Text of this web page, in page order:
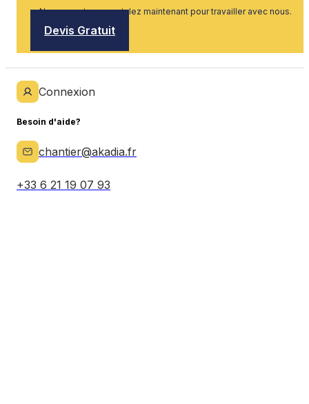
Nous recrutons, postulez maintenant pour travailler avec nous.
Devis Gratuit
Connexion
Besoin d'aide?
chantier@akadia.fr
+33 6 21 19 07 93